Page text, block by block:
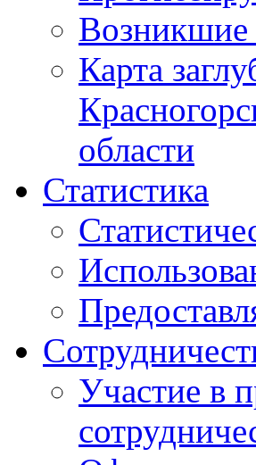
Возникшие
Карта
области
Статистика
Участие в